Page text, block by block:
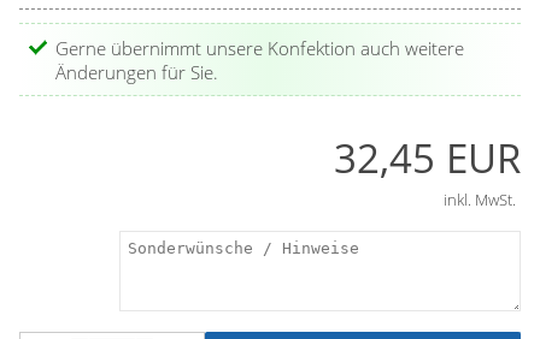
Gerne übernimmt unsere Konfektion auch weitere
Änderungen für Sie.
32,45 EUR
inkl. MwSt.